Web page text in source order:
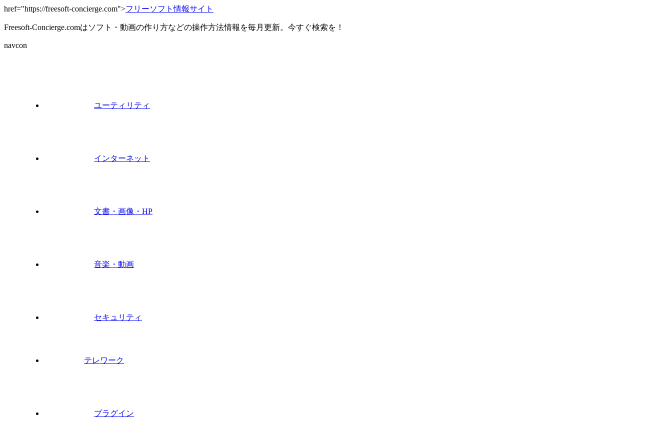
href="https://freesoft-concierge.com">フリーソフト情報サイト
Freesoft-Concierge.comはソフト・動画の作り方などの操作方法情報を毎月更新。今すぐ検索を！
navcon
ユーティリティ
インターネット
文書・画像・HP
音楽・動画
セキュリティ
テレワーク
プラグイン